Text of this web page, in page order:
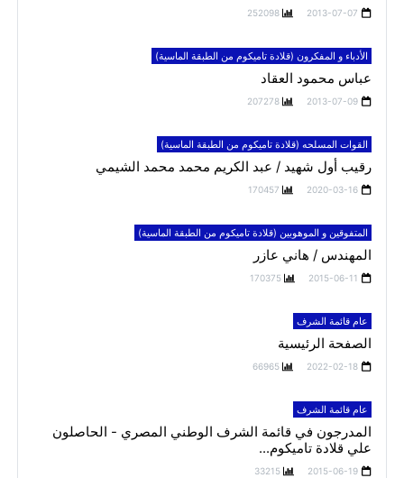
2013-07-07
252098
الأدباء و المفكرون (قلادة تاميكوم من الطبقة الماسية)
عباس محمود العقاد
2013-07-09
207278
القوات المسلحه (قلادة تاميكوم من الطبقة الماسية)
رقيب أول شهيد / عبد الكريم محمد محمد الشيمي
2020-03-16
170457
المتفوقين و الموهوبين (قلادة تاميكوم من الطبقة الماسية)
المهندس / هاني عازر
2015-06-11
170375
عام قائمة الشرف
الصفحة الرئيسية
2022-02-18
66965
عام قائمة الشرف
المدرجون في قائمة الشرف الوطني المصري - الحاصلون
علي قلادة تاميكوم...
2015-06-19
33215